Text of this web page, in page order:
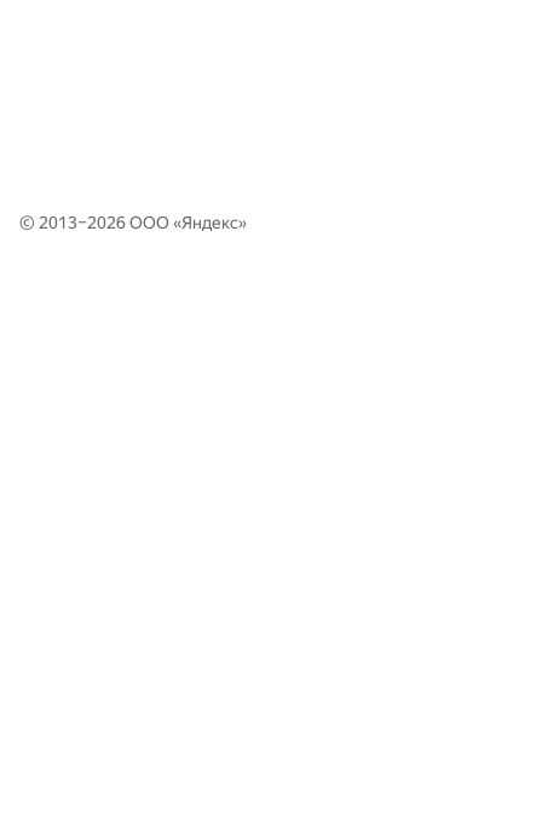
© 2013–2026 ООО «Яндекс»